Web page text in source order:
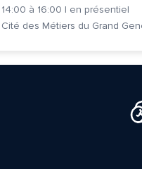
14:00 à 16:00 | en présentiel